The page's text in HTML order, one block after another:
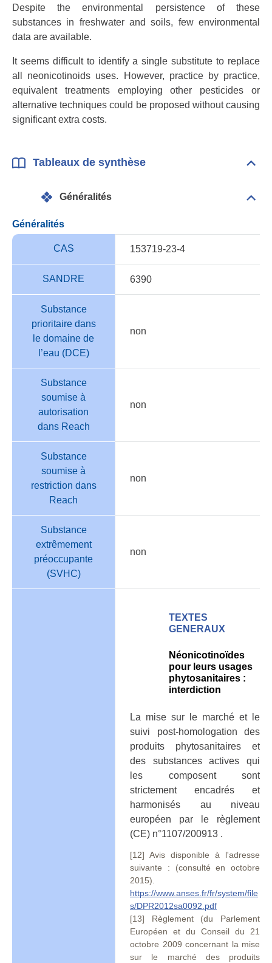
Despite the environmental persistence of these
substances in freshwater and soils, few environmental
data are available.
It seems difficult to identify a single substitute to replace
all neonicotinoids uses. However, practice by practice,
equivalent treatments employing other pesticides or
alternative techniques could be proposed without causing
significant extra costs.
Tableaux de synthèse
Généralités
Généralités
CAS 153719-23-4
SANDRE 6390
Substance
prioritaire dans
le domaine de
l’eau (DCE)
non
Substance
soumise à
autorisation
dans Reach
non
Substance
soumise à
restriction dans
Reach
non
Substance
extrêmement
préoccupante
(SVHC)
non
TEXTES
GENERAUX
Néonicotinoïdes
pour leurs usages
phytosanitaires :
interdiction
La mise sur le marché et le
suivi post-homologation des
produits phytosanitaires et
des substances actives qui
les composent sont
strictement encadrés et
harmonisés au niveau
européen par le règlement
(CE) n°1107/200913 .
[12] Avis disponible à l'adresse
suivante : (consulté en octobre
2015).
https://www.anses.fr/fr/system/file
s/DPR2012sa0092.pdf
[13] Règlement (du Parlement
Européen et du Conseil du 21
octobre 2009 concernant la mise
sur le marché des produits